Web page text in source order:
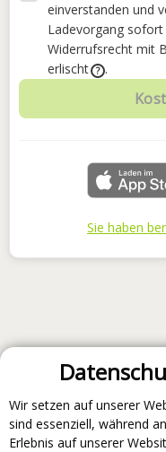
einverstanden und
Ladevorgang
Widerrufsrecht mit
erlischt
? .
Sie haben
Wir setzen auf unserer
sind essenziell, während
Erlebnis auf unserer